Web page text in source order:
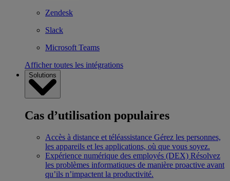
Zendesk
Slack
Microsoft Teams
Afficher toutes les intégrations
Solutions
Cas d’utilisation populaires
Accès à distance et téléassistance Gérez les personnes,
les appareils et les applications, où que vous soyez.
Expérience numérique des employés (DEX) Résolvez
les problèmes informatiques de manière proactive avant
qu’ils n’impactent la productivité.